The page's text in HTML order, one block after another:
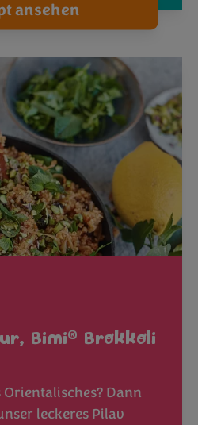
ansehen
Bimi® Brokkoli
Dann
leckeres Pilav